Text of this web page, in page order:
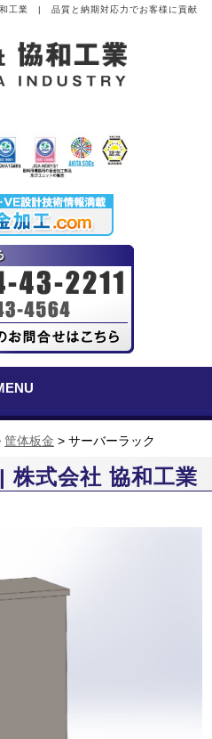
和工業 | 品質と納期対応力でお客様に貢献
筐体板金 > サーバーラック
株式会社 協和工業